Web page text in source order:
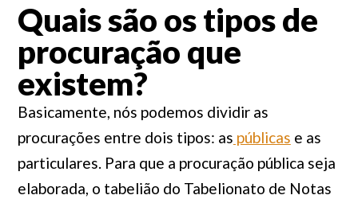
Quais são os tipos de
procuração que
existem?
Basicamente, nós podemos dividir as
procurações entre dois tipos: as públicas e as
particulares. Para que a procuração pública seja
elaborada, o tabelião do Tabelionato de Notas